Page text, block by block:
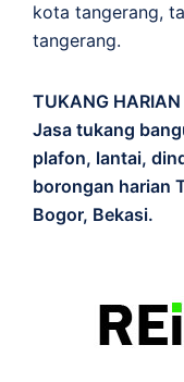
kota tangerang,
tangerang.
TUKANG
Jasa tukang
plafon, lantai,
borongan harian
Bogor, Bekasi.